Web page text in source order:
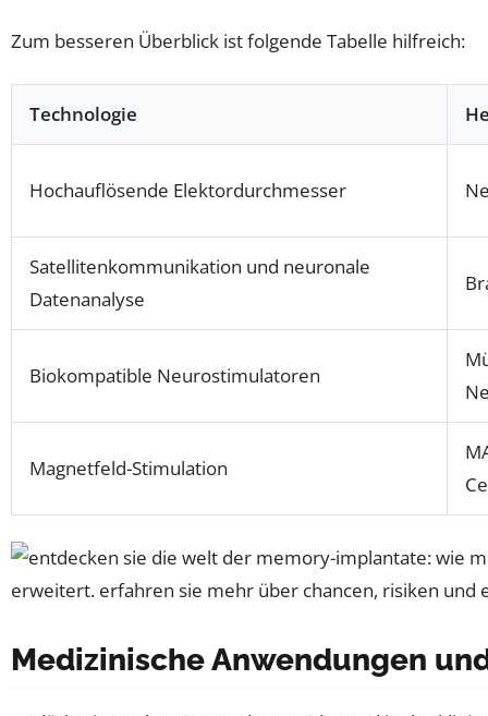
Zum besseren Überblick ist folgende Tabelle hilfreich:
Technologie
Hochauflösende Elektordurchmesser
Satellitenkommunikation und neuronale
Datenanalyse
Biokompatible Neurostimulatoren
Magnetfeld-Stimulation
Medizinische Anwendungen